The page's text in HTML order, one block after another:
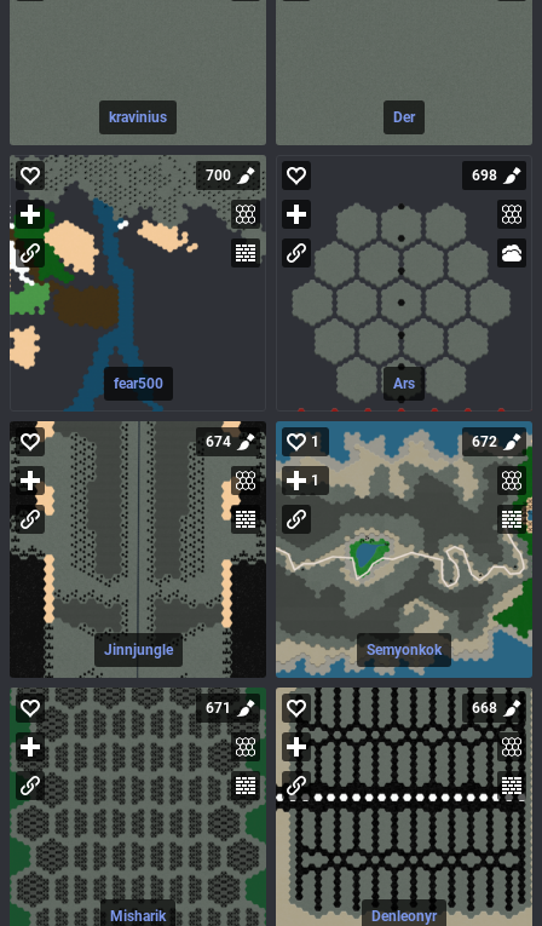
kravinius Der
fear500
700
Ars
698
Jinnjungle
674
Semyonkok
1
1
672
Misharik
671
Denleonyr
668